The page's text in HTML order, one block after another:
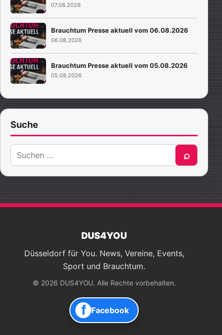
07.08.2026
Brauchtum Presse aktuell vom 06.08.2026
06.08.2026
Brauchtum Presse aktuell vom 05.08.2026
05.08.2026
Suche
Suche
nach:
⌕
DUS4YOU
Düsseldorf für You. News, Vereine, Events,
Sport und Brauchtum.
© 2026 DUS4YOU. Alle Rechte vorbehalten.
f Facebook